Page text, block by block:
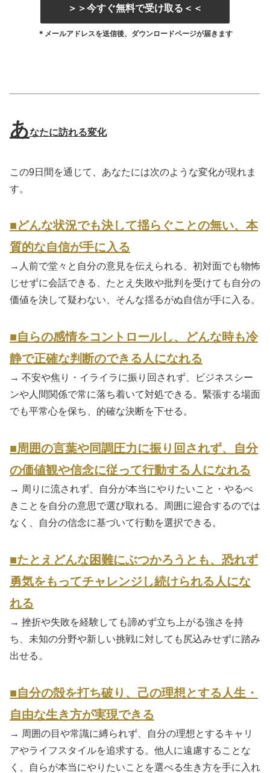
＞＞今すぐ無料で受け取る＜＜
＊メールアドレスを送信後、ダウンロードページが届きます
あなたに訪れる変化
この9日間を通じて、あなたには次のような変化が現れま
す。
■どんな状況でも決して揺らぐことの無い、本
質的な自信が手に入る
→人前で堂々と自分の意見を伝えられる、初対面でも物怖
じせずに会話できる、たとえ失敗や批判を受けても自分の
価値を決して疑わない、そんな揺るがぬ自信が手に入る。
■自らの感情をコントロールし、どんな時も冷
静で正確な判断のできる人になれる
→ 不安や焦り・イライラに振り回されず、ビジネスシー
ンや人間関係で常に落ち着いて対処できる。緊張する場面
でも平常心を保ち、的確な決断を下せる。
■周囲の言葉や同調圧力に振り回されず、自分
の価値観や信念に従って行動する人になれる
→ 周りに流されず、自分が本当にやりたいこと・やるべ
きことを自分の意思で選び取れる。周囲に迎合するのでは
なく、自分の信念に基づいて行動を選択できる。
■たとえどんな困難にぶつかろうとも、恐れず
勇気をもってチャレンジし続けられる人にな
れる
→ 挫折や失敗を経験しても諦めず立ち上がる強さを持
ち、未知の分野や新しい挑戦に対しても尻込みせずに踏み
出せる。
■自分の殻を打ち破り、己の理想とする人生・
自由な生き方が実現できる
→ 周囲の目や常識に縛られず、自分の理想とするキャリ
アやライフスタイルを追求する。他人に遠慮することな
く、自らが本当にやりたいことを選べる生き方を手に入れ